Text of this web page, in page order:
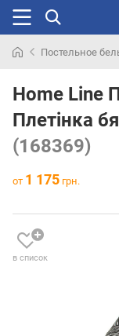
раньше
Постельное
Home Line
Плетінка
(168369)
от 1 175 грн.
в список